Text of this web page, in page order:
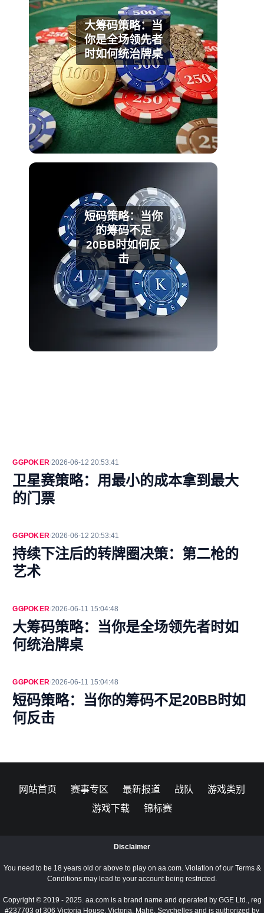
大筹码策略：当
你是全场领先者
时如何统治牌桌
短码策略：当你
的筹码不足
20BB时如何反
击
GGPOKER/2026-06-12 20:53:41
卫星赛策略：用最小的成本拿到最大
的门票
GGPOKER/2026-06-12 20:53:41
持续下注后的转牌圈决策：第二枪的
艺术
GGPOKER/2026-06-11 15:04:48
大筹码策略：当你是全场领先者时如
何统治牌桌
GGPOKER/2026-06-11 15:04:48
短码策略：当你的筹码不足20BB时如
何反击
网站首页 赛事专区 最新报道 战队
游戏类别
游戏下载
锦标赛
Disclaimer
You need to be 18 years old or above to play on aa.com. Violation of our Terms &
Conditions may lead to your account being restricted.
Copyright © 2019 - 2025. aa.com is a brand name and operated by GGE Ltd., reg
#237703 of 306 Victoria House, Victoria, Mahē, Seychelles and is authorized by